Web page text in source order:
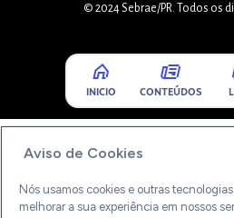
© 2024 Sebrae/PR. Todos os
INICIO CONTEÚDOS
Aviso de Cookies
Nós usamos cookies e outras
melhorar a sua experiência em nossos